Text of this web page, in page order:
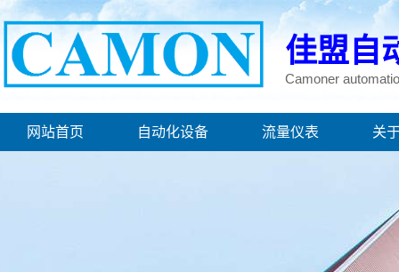
佳盟自
Camoner
网站首页 自动化设备 流量仪表 关